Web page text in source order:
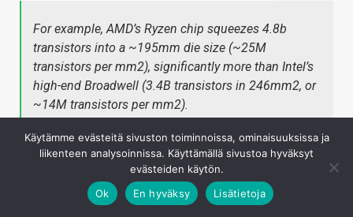
For example, AMD’s Ryzen chip squeezes 4.8b
transistors into a ~195mm die size (~25M
transistors per mm2), significantly more than Intel’s
high-end Broadwell (3.4B transistors in 246mm2, or
~14M transistors per mm2).
Ei huono katteita ajatellen, jos pitää paikkansa. Eli vähän
pienempi kuin Polaris 10 (232 mm^2).
Kirjaudu sisään vastataksesi
Käytämme evästeitä sivuston toiminnoissa, ominaisuuksissa ja
liikenteen analysoinnissa. Käyttämällä sivustoa hyväksyt
evästeiden käytön.
Ok
En hyväksy Lisätietoja